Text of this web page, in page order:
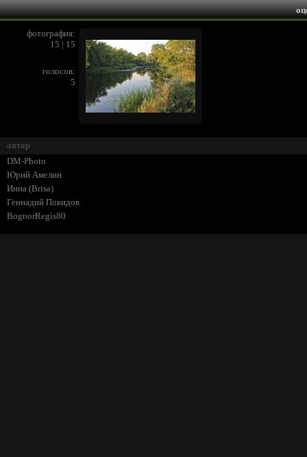
фотография:
15 | 15
голосов:
5
автор
DM-Photo
Юрий Амелин
Инна (Brisa)
Геннадий Покидов
BognorRegis80